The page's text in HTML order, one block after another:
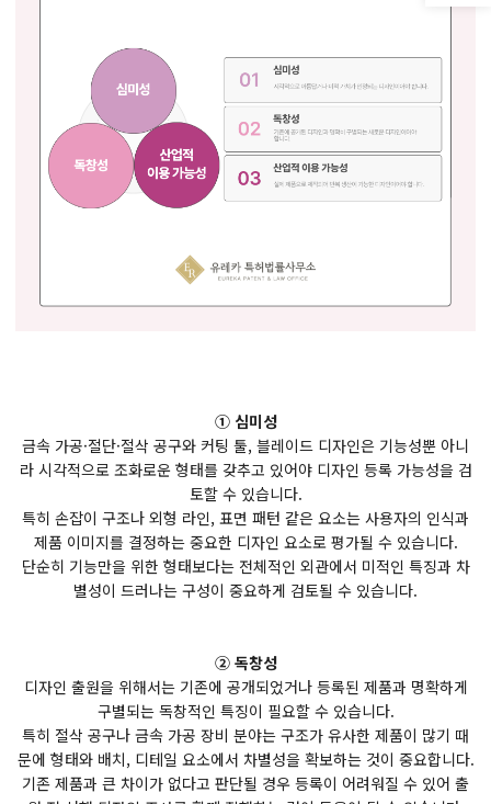
① 심미성
금속 가공·절단·절삭 공구와 커팅 툴, 블레이드 디자인은 기능성뿐 아니
라 시각적으로 조화로운 형태를 갖추고 있어야 디자인 등록 가능성을 검
토할 수 있습니다.
특히 손잡이 구조나 외형 라인, 표면 패턴 같은 요소는 사용자의 인식과
제품 이미지를 결정하는 중요한 디자인 요소로 평가될 수 있습니다.
단순히 기능만을 위한 형태보다는 전체적인 외관에서 미적인 특징과 차
별성이 드러나는 구성이 중요하게 검토될 수 있습니다.
② 독창성
디자인 출원을 위해서는 기존에 공개되었거나 등록된 제품과 명확하게
구별되는 독창적인 특징이 필요할 수 있습니다.
특히 절삭 공구나 금속 가공 장비 분야는 구조가 유사한 제품이 많기 때
문에 형태와 배치, 디테일 요소에서 차별성을 확보하는 것이 중요합니다.
기존 제품과 큰 차이가 없다고 판단될 경우 등록이 어려워질 수 있어 출